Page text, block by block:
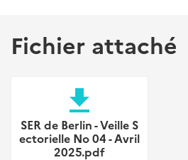
Fichier attaché
file_download
SER de Berlin - Veille S
ectorielle No 04 - Avril
2025.pdf